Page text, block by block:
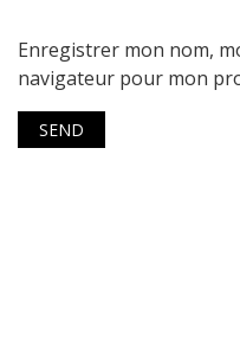
Enregistrer mon nom,
navigateur pour mon